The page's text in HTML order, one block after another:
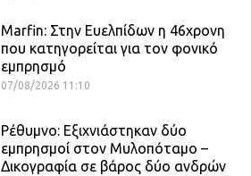
Marfin: Στην Ευελπίδων η 46χρονη
που κατηγορείται για τον φονικό
εμπρησμό
07/08/2026 11:10
Ρέθυμνο: Εξιχνιάστηκαν δύο
εμπρησμοί στον Μυλοπόταμο –
Δικογραφία σε βάρος δύο ανδρών